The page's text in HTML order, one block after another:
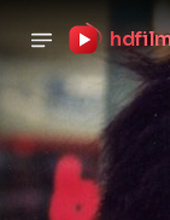
HD Film